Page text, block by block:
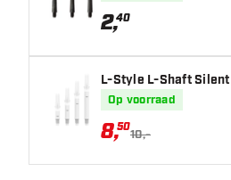
2,40
L-Style L-Shaft
Op voorraad
8,50
10,-